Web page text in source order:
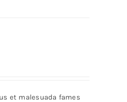
et malesuada fames